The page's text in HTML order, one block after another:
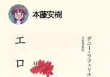
本藤安樹